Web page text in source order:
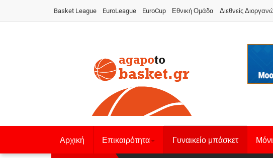
Basket League EuroLeague EuroCup Εθνική Ομάδα Διεθνείς
Αρχική Επικαιρότητα Γυναικείο μπάσκετ